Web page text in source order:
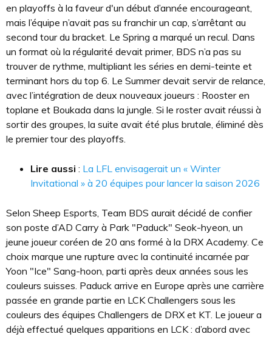
en playoffs à la faveur d'un début d’année encourageant,
mais l’équipe n’avait pas su franchir un cap, s’arrêtant au
second tour du bracket. Le Spring a marqué un recul. Dans
un format où la régularité devait primer, BDS n’a pas su
trouver de rythme, multipliant les séries en demi-teinte et
terminant hors du top 6. Le Summer devait servir de relance,
avec l’intégration de deux nouveaux joueurs : Rooster en
toplane et Boukada dans la jungle. Si le roster avait réussi à
sortir des groupes, la suite avait été plus brutale, éliminé dès
le premier tour des playoffs.
Lire aussi : La LFL envisagerait un « Winter
Invitational » à 20 équipes pour lancer la saison 2026
Selon Sheep Esports, Team BDS aurait décidé de confier
son poste d’AD Carry à Park "Paduck" Seok-hyeon, un
jeune joueur coréen de 20 ans formé à la DRX Academy. Ce
choix marque une rupture avec la continuité incarnée par
Yoon "Ice" Sang-hoon, parti après deux années sous les
couleurs suisses. Paduck arrive en Europe après une carrière
passée en grande partie en LCK Challengers sous les
couleurs des équipes Challengers de DRX et KT. Le joueur a
déjà effectué quelques apparitions en LCK : d’abord avec